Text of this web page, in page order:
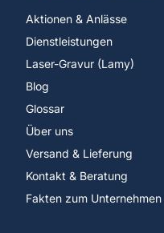
Aktionen & Anlässe
Dienstleistungen
Laser-Gravur (Lamy)
Blog
Glossar
Über uns
Versand & Lieferung
Kontakt & Beratung
Fakten zum Unternehmen